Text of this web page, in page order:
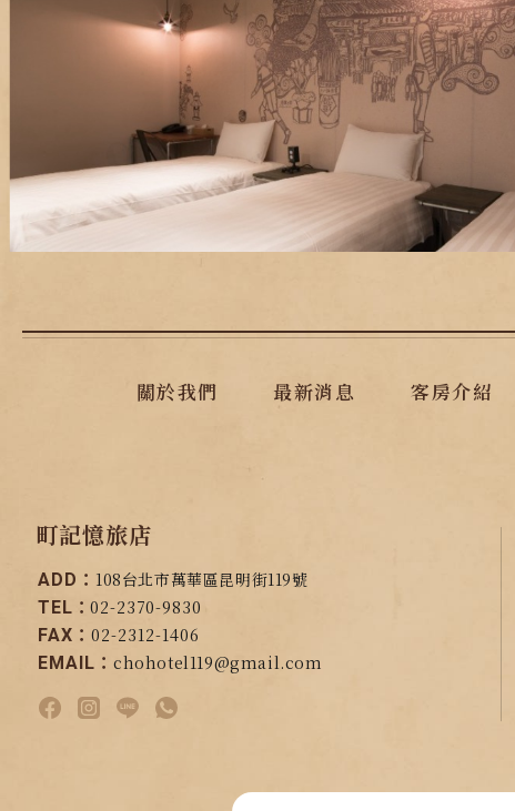
關於我們 最新消息 客房介紹
町記憶旅店
ADD： 108台北市萬華區昆明街119號
TEL：02-2370-9830
FAX：02-2312-1406
EMAIL：chohotel119@gmail.com